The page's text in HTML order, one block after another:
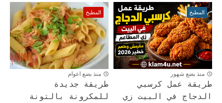
المطبخ
منذ بضع شهور
طريقة عمل كرسبي
الدجاج في البيت زي
المطبخ
منذ بضع اعوام
طريقة جديدة
للمكرونة بالتونة